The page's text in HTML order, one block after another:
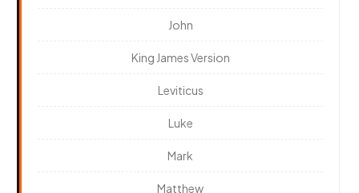
John
King James Version
Leviticus
Luke
Mark
Matthew